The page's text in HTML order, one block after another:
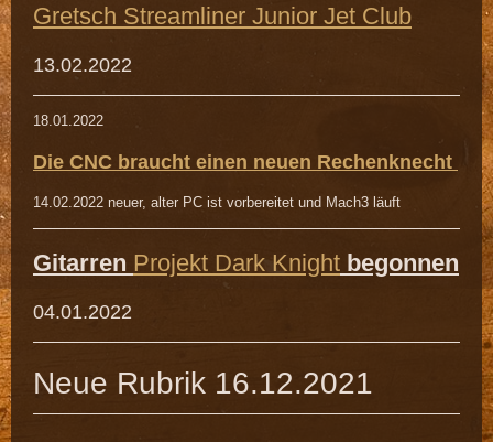
Gretsch Streamliner Junior Jet Club
13.02.2022
18.01.2022
Die CNC braucht einen neuen Rechenknecht
14.02.2022 neuer, alter PC ist vorbereitet und Mach3 läuft
Gitarren Projekt Dark Knight begonnen
04.01.2022
Neue Rubrik 16.12.2021